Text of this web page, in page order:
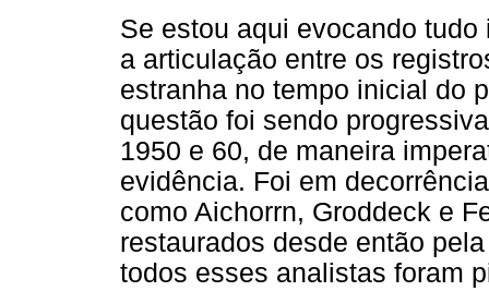
Se estou aqui evocando
a articulação entre os
estranha no tempo inicial do
questão foi sendo
1950 e 60, de maneira
evidência. Foi em
como Aichorrn, Groddeck e
restaurados desde então
todos esses analistas foram